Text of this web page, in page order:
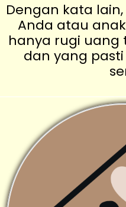
Dengan kata
Anda atau
hanya rugi uang
dan yang